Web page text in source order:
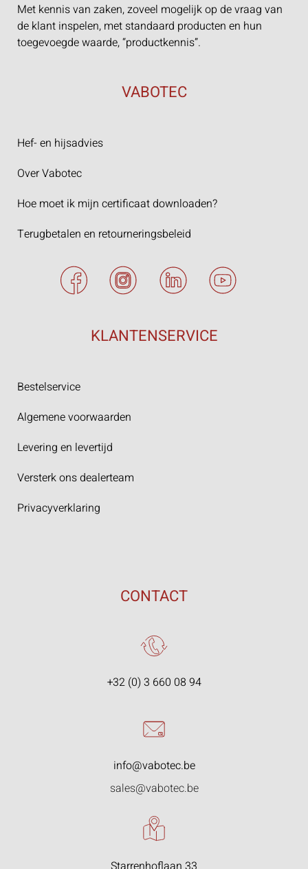
Met kennis van zaken, zoveel mogelijk op de vraag van
de klant inspelen, met standaard producten en hun
toegevoegde waarde, “productkennis”.
VABOTEC
Hef- en hijsadvies
Over Vabotec
Hoe moet ik mijn certificaat downloaden?
Terugbetalen en retourneringsbeleid
KLANTENSERVICE
Bestelservice
Algemene voorwaarden
Levering en levertijd
Versterk ons dealerteam
Privacyverklaring
CONTACT
+32 (0) 3 660 08 94
info@vabotec.be
sales@vabotec.be